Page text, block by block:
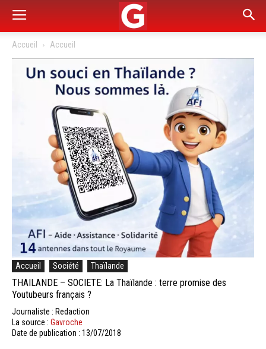
Accueil Accueil
Accueil Société Thaïlande
THAILANDE – SOCIETE: La Thaïlande : terre promise des
Youtubeurs français ?
Journaliste : Redaction
La source : Gavroche
Date de publication : 13/07/2018